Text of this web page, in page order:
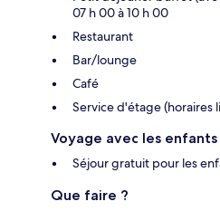
07 h 00 à 10 h 00
Restaurant
Bar/lounge
Café
Service d'étage (horaires
Voyage avec les enfants
Séjour gratuit pour les
Que faire ?